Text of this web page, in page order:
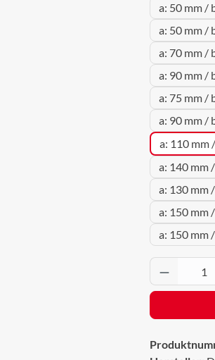
a: 50 mm /
a: 50 mm /
a: 70 mm /
a: 90 mm /
a: 75 mm /
a: 90 mm /
a: 110 mm
a: 140 mm
a: 130 mm
a: 150 mm
a: 150 mm